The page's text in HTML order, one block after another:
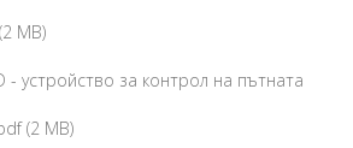
MB)
- устройство за контрол на пътната
(2 MB)